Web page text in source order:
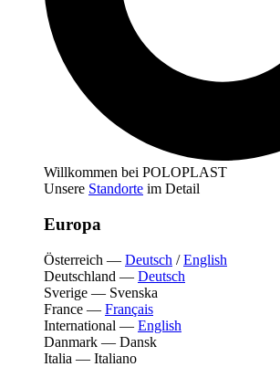
Willkommen bei POLOPLAST
Unsere Standorte im Detail
Europa
Österreich — Deutsch /English
Deutschland — Deutsch
Sverige — Svenska
France — Français
International — English
Danmark — Dansk
Italia — Italiano